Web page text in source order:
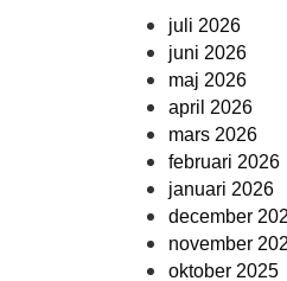
juli 2026
juni 2026
maj 2026
april 2026
mars 2026
februari 2026
januari 2026
december
november
oktober 2025